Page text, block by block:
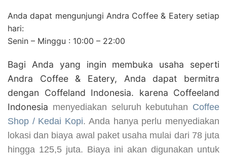
Anda dapat mengunjungi Andra Coffee & Eatery setiap
hari:
Senin – Minggu : 10:00 – 22:00
Bagi Anda yang ingin membuka usaha seperti
Andra Coffee & Eatery, Anda dapat bermitra
dengan Coffeland Indonesia. karena Coffeeland
Indonesia menyediakan seluruh kebutuhan Coffee
Shop / Kedai Kopi. Anda hanya perlu menyediakan
lokasi dan biaya awal paket usaha mulai dari 78 juta
hingga 125,5 juta. Biaya ini akan digunakan untuk